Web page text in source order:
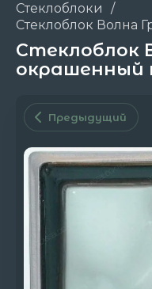
Стеклоблоки
/
Стеклоблок Волна
Стеклоблок
окрашенный
Предыдущий